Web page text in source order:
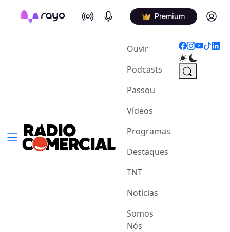
On Air Podcasts Premium Log in
Ouvir(current)
Podcasts
Passou
Vídeos
Programas
Destaques
TNT
Notícias
Somos
Nós